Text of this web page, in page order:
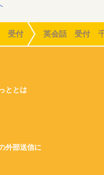
受付 英会話 受付
ととは
外部送信に